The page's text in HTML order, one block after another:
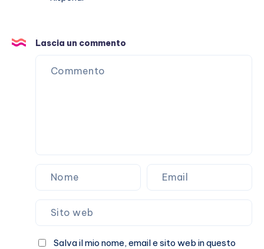
Lascia un commento
Salva il mio nome, email e sito web in questo